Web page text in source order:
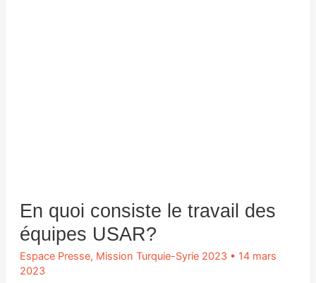
En quoi consiste le travail des
équipes USAR?
Espace Presse, Mission Turquie-Syrie 2023• 14 mars
2023